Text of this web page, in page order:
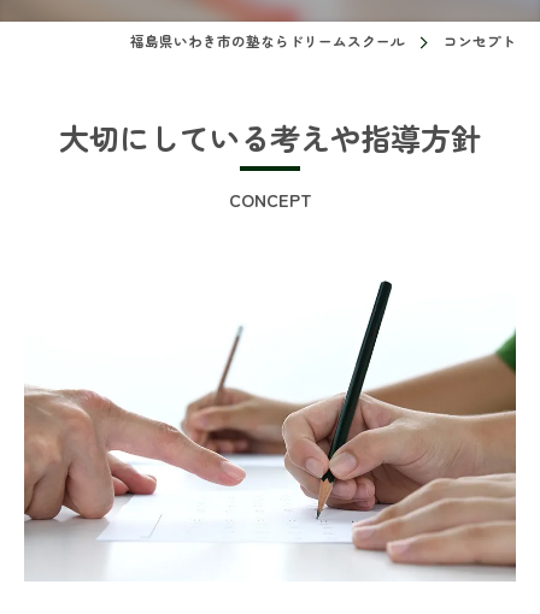
福島県いわき市の塾ならドリームスクール コンセプト
大切にしている考えや指導方針
CONCEPT